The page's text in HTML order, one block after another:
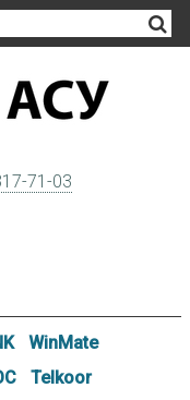
71-03
WinMate
Telkoor